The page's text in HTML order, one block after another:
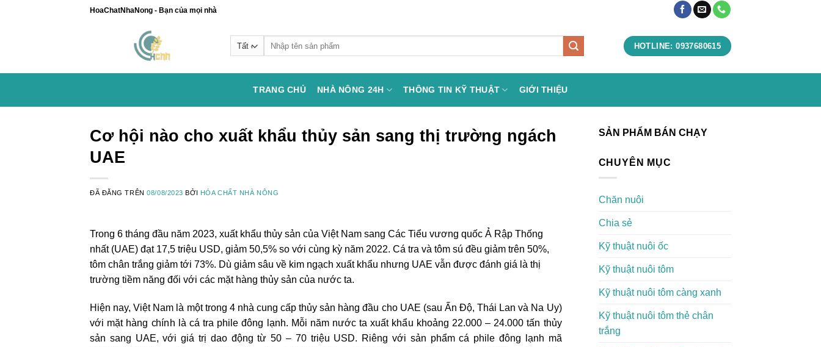
HoaChatNhaNong - Bạn của mọi nhà
HOTLINE: 0937680615
TRANG CHỦ NHÀ NÔNG 24H THÔNG TIN KỸ THUẬT GIỚI THIỆU
Cơ hội nào cho xuất khẩu thủy sản sang thị trường ngách
UAE
ĐÃ ĐĂNG TRÊN08/08/2023 BỞI HÓA CHẤT NHÀ NÔNG
Trong 6 tháng đầu năm 2023, xuất khẩu thủy sản của Việt Nam sang Các Tiểu vương quốc Ả Rập Thống
nhất (UAE) đạt 17,5 triệu USD, giảm 50,5% so với cùng kỳ năm 2022. Cá tra và tôm sú đều giảm trên 50%,
tôm chân trắng giảm tới 73%. Dù giảm sâu về kim ngạch xuất khẩu nhưng UAE vẫn được đánh giá là thị
trường tiềm năng đối với các mặt hàng thủy sản của nước ta.
Hiện nay, Việt Nam là một trong 4 nhà cung cấp thủy sản hàng đầu cho UAE (sau Ấn Độ, Thái Lan và Na Uy)
với mặt hàng chính là cá tra phile đông lạnh. Mỗi năm nước ta xuất khẩu khoảng 22.000 – 24.000 tấn thủy
sản sang UAE, với giá trị dao động từ 50 – 70 triệu USD. Riêng với sản phẩm cá phile đông lạnh mã
SẢN PHẨM BÁN CHẠY
CHUYÊN MỤC
Chăn nuôi
Chia sẻ
Kỹ thuật nuôi ốc
Kỹ thuật nuôi tôm
Kỹ thuật nuôi tôm càng xanh
Kỹ thuật nuôi tôm thẻ chân
trắng